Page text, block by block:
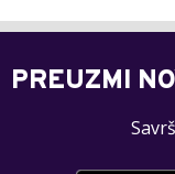
PREUZMI